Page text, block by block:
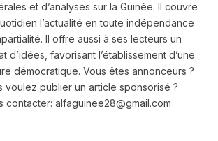
et d’analyses sur la Guinée. Il couvre
l’actualité en toute indépendance
Il offre aussi à ses lecteurs un
d’idées, favorisant l’établissement d’une
démocratique. Vous êtes annonceurs ?
voulez publier un article sponsorisé ?
contacter: alfaguinee28@gmail.com